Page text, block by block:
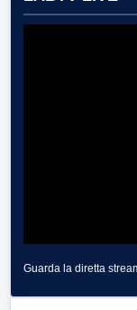
Guarda la diretta